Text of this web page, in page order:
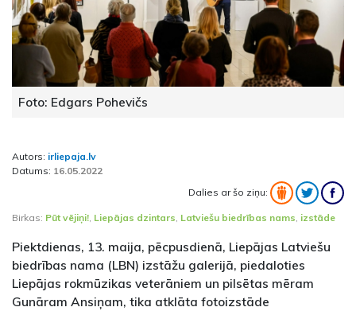
Foto: Edgars Pohevičs
Autors: irliepaja.lv
Datums: 16.05.2022
Dalies ar šo ziņu:
Birkas: Pūt vējiņi!, Liepājas dzintars, Latviešu biedrības nams, izstāde
Piektdienas, 13. maija, pēcpusdienā, Liepājas Latviešu
biedrības nama (LBN) izstāžu galerijā, piedaloties
Liepājas rokmūzikas veterāniem un pilsētas mēram
Gunāram Ansiņam, tika atklāta fotoizstāde